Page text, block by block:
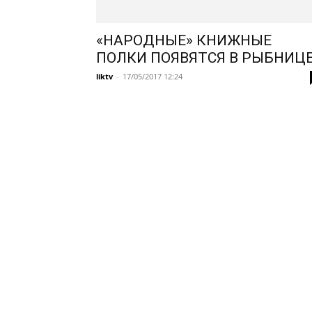
«НАРОДНЫЕ» КНИЖНЫЕ
ПОЛКИ ПОЯВЯТСЯ В
liktv - 17/05/2017 12:24